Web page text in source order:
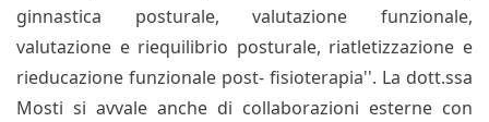
ginnastica posturale, valutazione funzionale,
valutazione e riequilibrio posturale, riatletizzazione e
rieducazione funzionale post- fisioterapia''. La dott.ssa
Mosti si avvale anche di collaborazioni esterne con